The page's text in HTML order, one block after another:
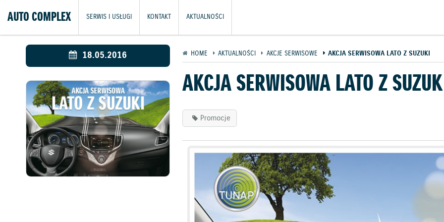
AUTO COMPLEX SERWIS I USŁUGI KONTAKT AKTUALNOŚCI
18.05.2016 HOME AKTUALNOŚCI AKCJE SERWISOWE AKCJA SERWISOWA LATO Z SUZUKI
AKCJA SERWISOWA LATO Z
Promocje